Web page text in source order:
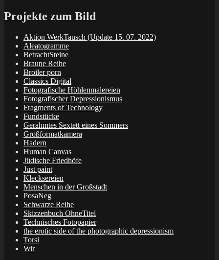
Projekte zum Bild
Aktion WerkTausch (Update 15. 07. 2022)
Aleatogramme
BetrachtSteine
Braune Reihe
Broiler porn
Classics Digital
Fotografische Höhlenmalereien
Fotografischer Depressionismus
Fragments of Technology
Fundstücke
Gerahmtes Sextett eines Sommers
Großformatkamera
Hadern
Human Canvas
Jüdische Friedhöfe
Just paint
Klecksereien
Menschen in der Großstadt
PosaNeg
Schwarze Reihe
Skizzenbuch OhneTitel
Technisches Fotopapier
the erotic side of the photographic depressionism
Torsi
Wir